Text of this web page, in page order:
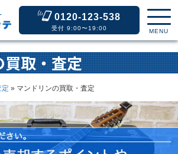
0120-123-538
受付 9:00〜19:00 MENU
取・査定
定 » マンドリンの買取・査定